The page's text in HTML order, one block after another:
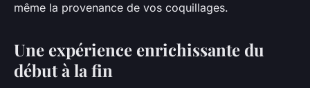
même la provenance de vos coquillages.
Une expérience enrichissante du
début à la fin